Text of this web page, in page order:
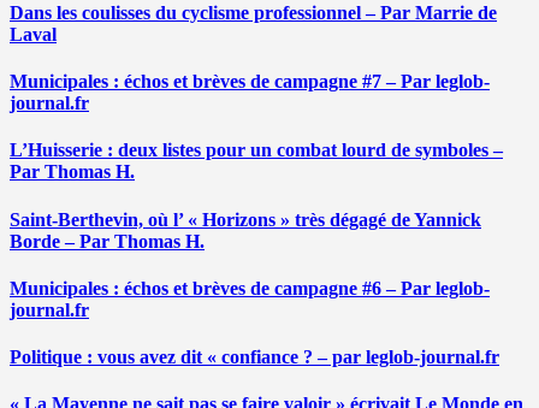
Dans les coulisses du cyclisme professionnel – Par Marrie de
Laval
Municipales : échos et brèves de campagne #7 – Par leglob-
journal.fr
L’Huisserie : deux listes pour un combat lourd de symboles –
Par Thomas H.
Saint-Berthevin, où l’ « Horizons » très dégagé de Yannick
Borde – Par Thomas H.
Municipales : échos et brèves de campagne #6 – Par leglob-
journal.fr
Politique : vous avez dit « confiance ? – par leglob-journal.fr